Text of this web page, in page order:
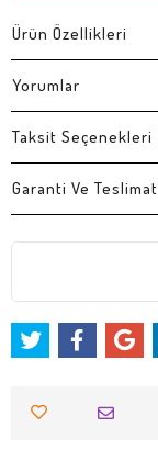
Ürün Özellikleri
Yorumlar
Taksit Seçenekleri
Garanti Ve Teslimat